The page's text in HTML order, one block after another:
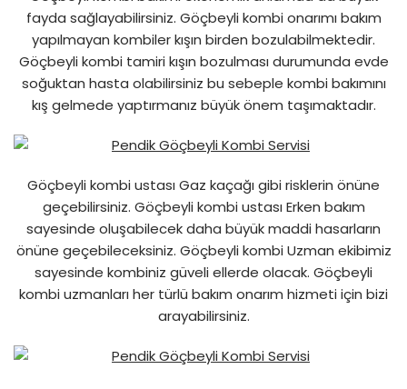
fayda sağlayabilirsiniz. Göçbeyli kombi onarımı bakım
yapılmayan kombiler kışın birden bozulabilmektedir.
Göçbeyli kombi tamiri kışın bozulması durumunda evde
soğuktan hasta olabilirsiniz bu sebeple kombi bakımını
kış gelmede yaptırmanız büyük önem taşımaktadır.
Göçbeyli kombi ustası Gaz kaçağı gibi risklerin önüne
geçebilirsiniz. Göçbeyli kombi ustası Erken bakım
sayesinde oluşabilecek daha büyük maddi hasarların
önüne geçebileceksiniz. Göçbeyli kombi Uzman ekibimiz
sayesinde kombiniz güveli ellerde olacak. Göçbeyli
kombi uzmanları her türlü bakım onarım hizmeti için bizi
arayabilirsiniz.